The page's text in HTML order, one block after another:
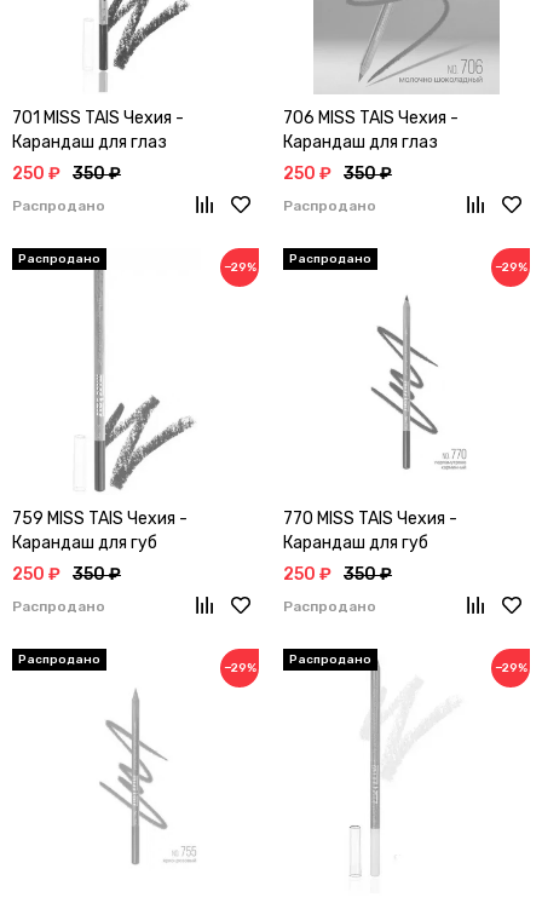
701 MISS TAIS Чехия -
Карандаш для глаз
250 ₽ 350 ₽
Распродано
706 MISS TAIS Чехия -
Карандаш для глаз
250 ₽ 350 ₽
Распродано
−29%
759 MISS TAIS Чехия -
Карандаш для губ
250 ₽ 350 ₽
Распродано
−29%
770 MISS TAIS Чехия -
Карандаш для губ
250 ₽ 350 ₽
Распродано
−29% −29%